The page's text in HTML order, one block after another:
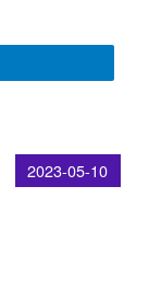
2023-05-10